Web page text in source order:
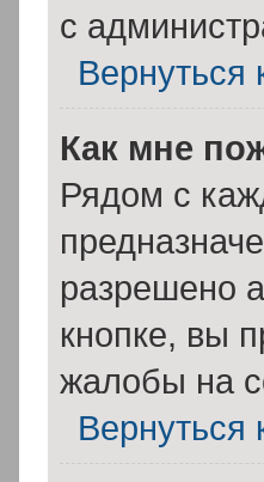
с
Вернуться
Как мне
Рядом с
разрешено
кнопке, вы
жалобы на
Вернуться